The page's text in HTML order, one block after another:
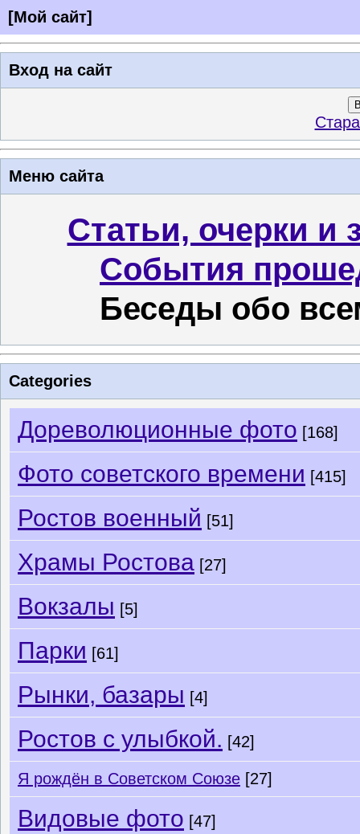
[Мой сайт]
Вход на сайт
Меню сайта
Статьи, очерки и
События
Беседы обо
Categories
Дореволюционные фото [168]
Фото советского времени [415]
Ростов военный [51]
Храмы Ростова [27]
Вокзалы [5]
Парки [61]
Рынки, базары [4]
Ростов с улыбкой. [42]
Я рождён в Советском Союзе [27]
Видовые фото [47]